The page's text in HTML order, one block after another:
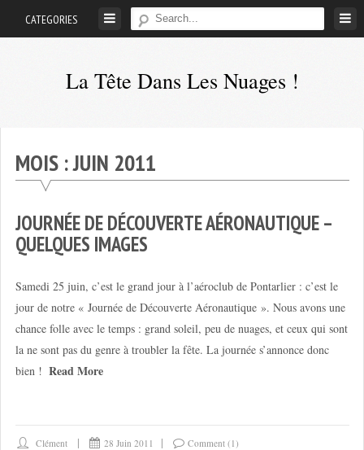
CATEGORIES
La Tête Dans Les Nuages !
petit
privé
;-)
MOIS :JUIN 2011
JOURNÉE DE DÉCOUVERTE AÉRONAUTIQUE –
QUELQUES IMAGES
Samedi 25 juin, c’est le grand jour à l’aéroclub de Pontarlier : c’est le
jour de notre « Journée de Découverte Aéronautique ». Nous avons une
chance folle avec le temps : grand soleil, peu de nuages, et ceux qui sont
la ne sont pas du genre à troubler la fête. La journée s’annonce donc
bien ! Read More
Clément 28 Juin 2011 Comment (1)